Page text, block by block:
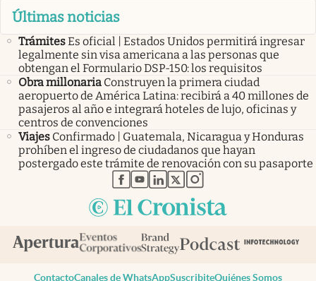
Últimas noticias
TrámitesEs oficial | Estados Unidos permitirá ingresar
legalmente sin visa americana a las personas que
obtengan el Formulario DSP-150: los requisitos
Obra millonaria Construyen la primera ciudad
aeropuerto de América Latina: recibirá a 40 millones de
pasajeros al año e integrará hoteles de lujo, oficinas y
centros de convenciones
Viajes Confirmado | Guatemala, Nicaragua y Honduras
prohíben el ingreso de ciudadanos que hayan
postergado este trámite de renovación con su pasaporte
abre en nueva pestaña
abre en nueva pestaña
abre en nueva pestaña
abre en nueva pestaña
abre en nueva pestaña
ContactoCanales de WhatsAppSuscribiteQuiénes Somos